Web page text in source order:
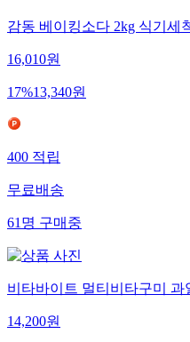
감동 베이킹소다 2kg 식기세
16,010원
17%13,340원
400 적립
무료배송
61 명 구매중
비타바이트 멀티비타구미 과
14,200원